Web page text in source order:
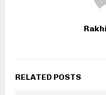
RELATED POSTS